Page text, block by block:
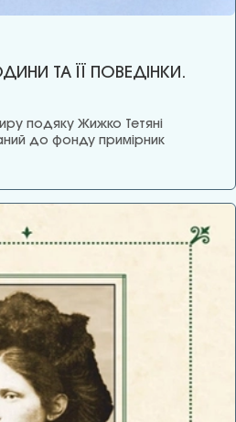
ТА ЇЇ ПОВЕДІНКИ.
подяку Жижко Тетяні
до фонду примірник